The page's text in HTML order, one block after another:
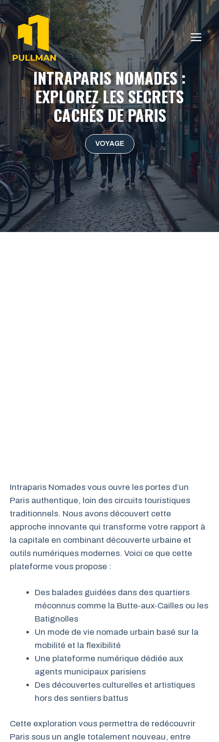
Aller
au
contenu
INTRAPARIS NOMADES :
EXPLOREZ LES SECRETS
CACHÉS DE PARIS
VOYAGE
Intraparis Nomades vous ouvre les portes d’un
Paris authentique, loin des circuits touristiques
traditionnels. Nous avons découvert cette
approche innovante qui transforme votre rapport à
la capitale en combinant découverte urbaine et
outils numériques modernes. Voici ce que cette
plateforme vous propose :
Des balades guidées dans des quartiers
méconnus comme la Butte-aux-Cailles ou les
Batignolles
Un mode de vie nomade urbain basé sur la
mobilité et la flexibilité
Une plateforme numérique dédiée aux
agents municipaux parisiens
Des découvertes culturelles et artistiques
hors des sentiers battus
Cette exploration vous permettra de redécouvrir
Paris sous un angle totalement nouveau, entre